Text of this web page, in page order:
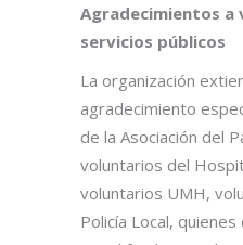
Agradecimientos a
servicios públicos
La organización
agradecimiento
de la Asociación del
voluntarios del
voluntarios UMH,
Policía Local,